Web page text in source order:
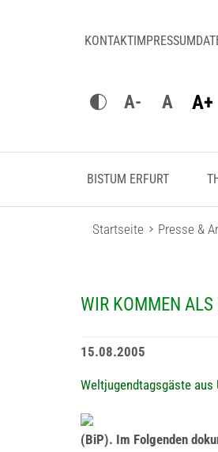
KONTAKTIMPRESSUM
A- A A+
BISTUM ERFURT
Startseite Presse &
WIR KOMMEN ALS
15.08.2005
Weltjugendtagsgäste aus
(BiP). Im Folgenden